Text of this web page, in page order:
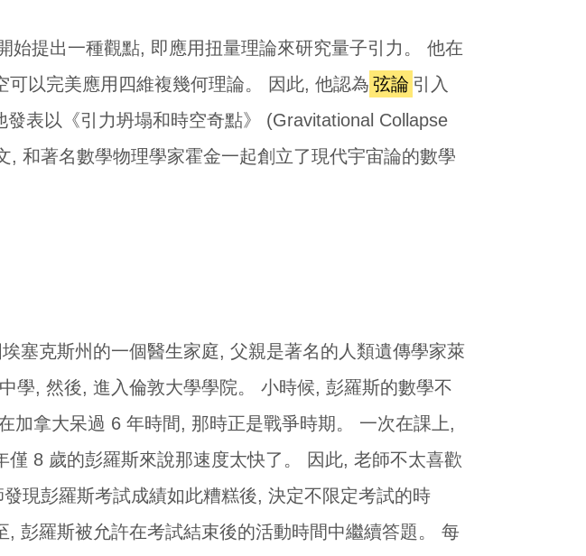
提出一種觀點, 即應用扭量理論來研究量子引力。 他在
以完美應用四維複幾何理論。 因此, 他認為 弦論 引入
表以《引力坍塌和時空奇點》 (Gravitational Collapse
和著名數學物理學家霍金一起創立了現代宇宙論的數學
塞克斯州的一個醫生家庭, 父親是著名的人類遺傳學家萊
學, 然後, 進入倫敦大學學院。 小時候, 彭羅斯的數學不
加拿大呆過 6 年時間, 那時正是戰爭時期。 一次在課上,
8 歲的彭羅斯來說那速度太快了。 因此, 老師不太喜歡
現彭羅斯考試成績如此糟糕後, 決定不限定考試的時
彭羅斯被允許在考試結束後的活動時間中繼續答題。 每